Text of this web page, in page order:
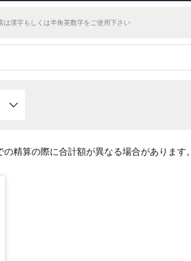
精算の際に合計額が異なる場合があります。